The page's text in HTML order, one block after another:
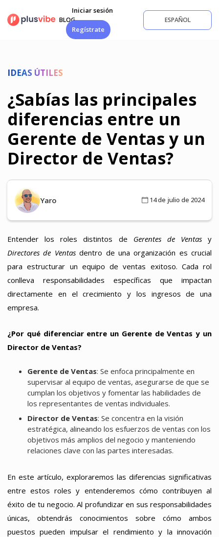
contenido
BLOG
Iniciar sesión
Regístrate
ESPAÑOL
IDEAS ÚTILES
¿Sabías las principales
diferencias entre un
Gerente de Ventas y un
Director de Ventas?
Yaro 14 de julio de 2024
Entender los roles distintos de Gerentes de Ventasy
Directores de Ventasdentro de una organización es crucial
para estructurar un equipo de ventas exitoso. Cada rol
conlleva responsabilidades específicas que impactan
directamente en el crecimiento y los ingresos de una
empresa.
¿Por qué diferenciar entre un Gerente de Ventas y un
Director de Ventas?
Gerente de Ventas: Se enfoca principalmente en
supervisar al equipo de ventas, asegurarse de que se
cumplan los objetivos y fomentar las habilidades de
los representantes de ventas individuales.
Director de Ventas: Se concentra en la visión
estratégica, alineando los esfuerzos de ventas con los
objetivos más amplios del negocio y manteniendo
relaciones clave con las partes interesadas.
En este artículo, exploraremos las diferencias significativas
entre estos roles y entenderemos cómo contribuyen al
éxito de tu negocio. Al profundizar en sus responsabilidades
únicas, obtendrás conocimientos sobre cómo ambos
puestos pueden impulsar el rendimiento y la innovación